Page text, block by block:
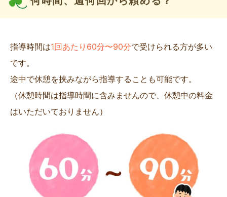
指導時間は1回あたり60分〜90分で受けられる方が多い
です。
途中で休憩を挟みながら指導することも可能です。
（休憩時間は指導時間に含みませんので、休憩中の料金
はいただいておりません）